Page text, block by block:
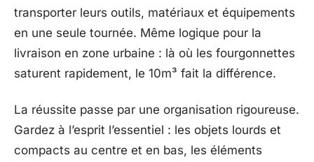
transporter leurs outils, matériaux et équipements
en une seule tournée. Même logique pour la
livraison en zone urbaine : là où les fourgonnettes
saturent rapidement, le 10m³ fait la différence.
La réussite passe par une organisation rigoureuse.
Gardez à l’esprit l’essentiel : les objets lourds et
compacts au centre et en bas, les éléments